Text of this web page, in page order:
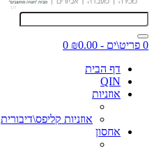
0 פריט\ים - ₪0.00
0
דף הבית
QIN
אוזניות
אוזניות קליפס\דיבורית
אחסון